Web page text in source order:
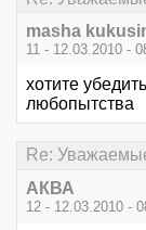
masha
11 - 12.03.2010 -
хотите
любопытства
Re:
АКВА
12 - 12.03.2010 -